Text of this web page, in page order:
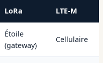
LoRa LTE-M
Étoile
(gateway)
Cellulaire